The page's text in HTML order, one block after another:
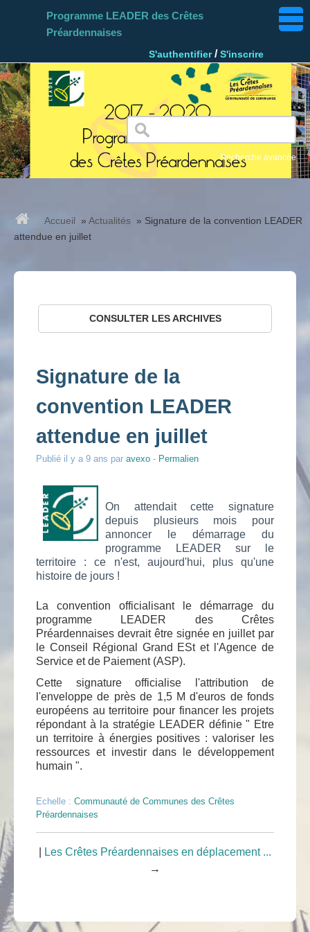
Programme LEADER des Crêtes
Préardennaises
S'authentifier/S'inscrire
Recherche avancée
Documents
Groupes de travail
Contact
Accueil » Actualités » Signature de la convention LEADER
attendue en juillet
CONSULTER LES ARCHIVES
Signature de la
convention LEADER
attendue en juillet
Publié il y a 9 ans par avexo - Permalien
On attendait cette signature
depuis plusieurs mois pour
annoncer le démarrage du
programme LEADER sur le
territoire : ce n'est, aujourd'hui, plus qu'une
histoire de jours !
La convention officialisant le démarrage du
programme LEADER des Crêtes
Préardennaises devrait être signée en juillet par
le Conseil Régional Grand ESt et l'Agence de
Service et de Paiement (ASP).
Cette signature officialise l'attribution de
l'enveloppe de près de 1,5 M d'euros de fonds
européens au territoire pour financer les projets
répondant à la stratégie LEADER définie " Etre
un territoire à énergies positives : valoriser les
ressources et investir dans le développement
humain ".
Echelle : Communauté de Communes des Crêtes
Préardennaises
Les Crêtes Préardennaises en déplacement ...
→